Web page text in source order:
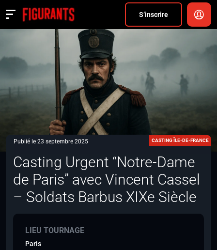
S’inscrire
Actualités
ANNONCER
FAQ
S’inscrire
CONNEXION
Publié le 23 septembre 2025 CASTING ÎLE-DE-FRANCE
Casting Urgent “Notre-Dame
de Paris” avec Vincent Cassel
– Soldats Barbus XIXe Siècle
LIEU TOURNAGE
Paris